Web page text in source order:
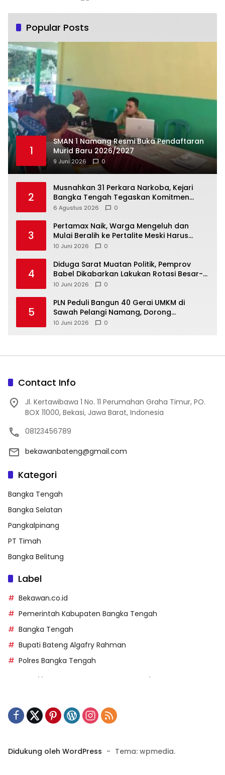
Popular Posts
1
SMAN 1 Namang Resmi Buka Pendaftaran
Murid Baru 2026/2027
9 Juni 2026 0
2
Musnahkan 31 Perkara Narkoba, Kejari
Bangka Tengah Tegaskan Komitmen
Berantas Kejahatan Hingga Tuntas
6 Agustus 2026 0
3
‎Pertamax Naik, Warga Mengeluh dan
Mulai Beralih ke Pertalite Meski Harus
10 Juni 2026 0
4
‎Diduga Sarat Muatan Politik, Pemprov
Babel Dikabarkan Lakukan Rotasi Besar-
10 Juni 2026 0
5
‎PLN Peduli Bangun 40 Gerai UMKM di
Sawah Pelangi Namang, Dorong
10 Juni 2026 0
Contact Info
Jl. Kertawibawa 1 No. 11 Perumahan Graha Timur, PO.
BOX 11000, Bekasi, Jawa Barat, Indonesia
08123456789
bekawanbateng@gmail.com
Kategori
Bangka Tengah
Bangka Selatan
Pangkalpinang
PT Timah
Bangka Belitung
Label
Bekawan.co.id
Pemerintah Kabupaten Bangka Tengah
Bangka Tengah
Bupati Bateng Algafry Rahman
Polres Bangka Tengah
https://kecsitim.sitarokab.go.id/
https://ukpbj.natunakab.go.id/
Didukung oleh WordPress - Tema: wpmedia.